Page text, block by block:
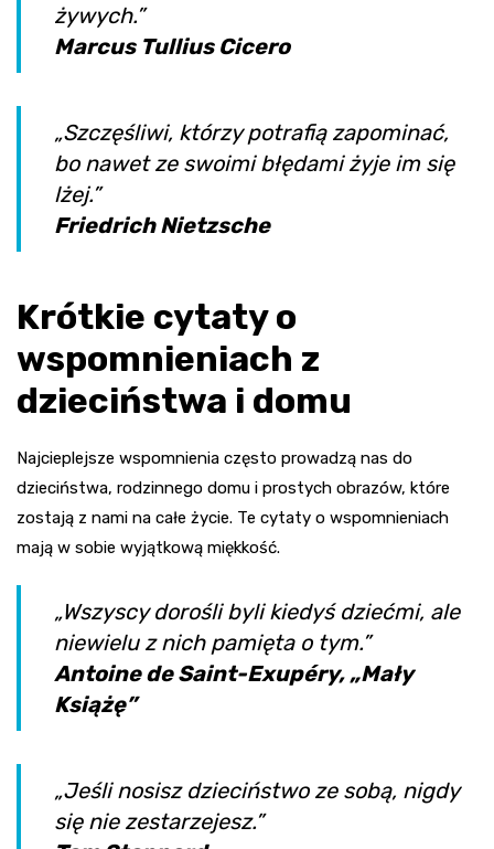
żywych.”
Marcus Tullius Cicero
„Szczęśliwi, którzy potrafią zapominać,
bo nawet ze swoimi błędami żyje im się
lżej.”
Friedrich Nietzsche
Krótkie cytaty o
wspomnieniach z
dzieciństwa i domu
Najcieplejsze wspomnienia często prowadzą nas do
dzieciństwa, rodzinnego domu i prostych obrazów, które
zostają z nami na całe życie. Te cytaty o wspomnieniach
mają w sobie wyjątkową miękkość.
„Wszyscy dorośli byli kiedyś dziećmi, ale
niewielu z nich pamięta o tym.”
Antoine de Saint-Exupéry, „Mały
Książę”
„Jeśli nosisz dzieciństwo ze sobą, nigdy
się nie zestarzejesz.”